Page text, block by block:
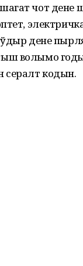
чот
ўдыр дене
волымо
кодын.